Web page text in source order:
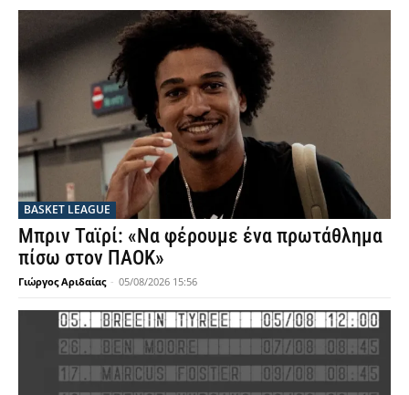
BASKET LEAGUE
Μπριν Ταϊρί: «Να φέρουμε ένα πρωτάθλημα
πίσω στον ΠΑΟΚ»
Γιώργος Αριδαίας - 05/08/2026 15:56